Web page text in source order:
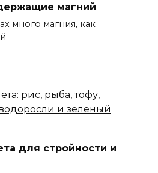
магний
много магния, как
для стройности и